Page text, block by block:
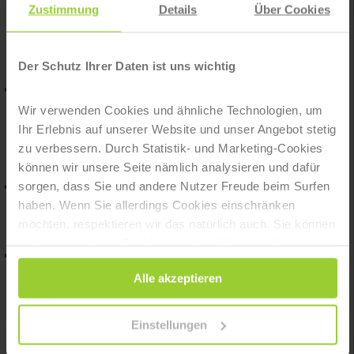
Zustimmung Details Über Cookies
Der Schutz Ihrer Daten ist uns wichtig
Wir verwenden Cookies und ähnliche Technologien, um
Ihr Erlebnis auf unserer Website und unser Angebot stetig
zu verbessern. Durch Statistik- und Marketing-Cookies
können wir unsere Seite nämlich analysieren und dafür
sorgen, dass Sie und andere Nutzer Freude beim Surfen
haben. Wenn Sie allerdings Cookies einschränken
möchten, respektieren wir das natürlich auch. Sie können
Schaltfläche „Alle akzeptieren“ zustimmen oder per Klick
auf „Einstellungen“ einzelne Cookies oder alle Cookies
auswählen.
Alle akzeptieren
Einstellungen
Individualität
einzubauen und fallen dem
Nutzer dadurch besser auf.
Wie auch bei anderen Kampagnen von
Google Ads, lässt sich für Brand-
Kampagnen eine bestimmte Seite
(Landingpage) flexibel einstellen, auf die
der User nach dem Klick gelangt.
Kommunikationssteuerung
Brand-Kampagnen dienen vereinzelt auch
dazu, kurzfristige (Rabatt-)Aktionen zu
Zielgruppendefinition
die Brand-Anzeigen führen, hast du die
Möglichkeit, nützliche Daten über deine
zukünftigen Aktivitäten damit optimal auf
deine Zielgruppe abzustimmen.